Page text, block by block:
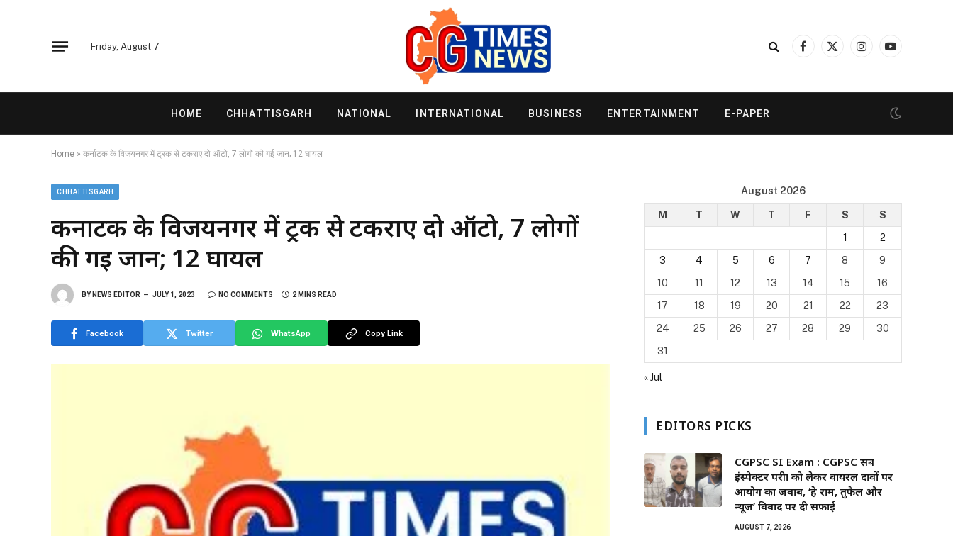
Friday, August 7
Facebook
X
InstagramYouTube
HOME CHHATTISGARH NATIONAL INTERNATIONAL BUSINESS ENTERTAINMENT E-PAPER
Home » कर्नाटक के विजयनगर में ट्रक से टकराए दो ऑटो, 7 लोगों की गई जान; 12 घायल
CHHATTISGARH
कर्नाटक के विजयनगर में ट्रक से टकराए दो ऑटो, 7 लोगों
की गई जान; 12 घायल
BY NEWS EDITOR JULY 1, 2023 NO COMMENTS 2 MINS READ
Facebook Twitter WhatsApp Copy Link
August 2026
M T W T F S
S
1
2
3
4 5 6 7 8
9
10
11 12 13 14 15
16
17
18 19 20 21 22
23
24
25 26 27 28 29
30
31
« Jul
EDITORS PICKS
CGPSC SI Exam : CGPSC सब
इंस्पेक्टर परीक्षा को लेकर वायरल दावों पर
आयोग का जवाब, ‘हे राम, तुफैल और
न्यूज’ विवाद पर दी सफाई
AUGUST 7, 2026